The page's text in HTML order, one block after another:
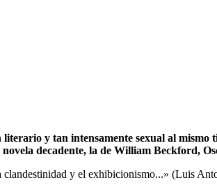
literario y tan intensamente sexual al mismo
decadente, la de William Beckford,
clandestinidad y el exhibicionismo...» (Luis